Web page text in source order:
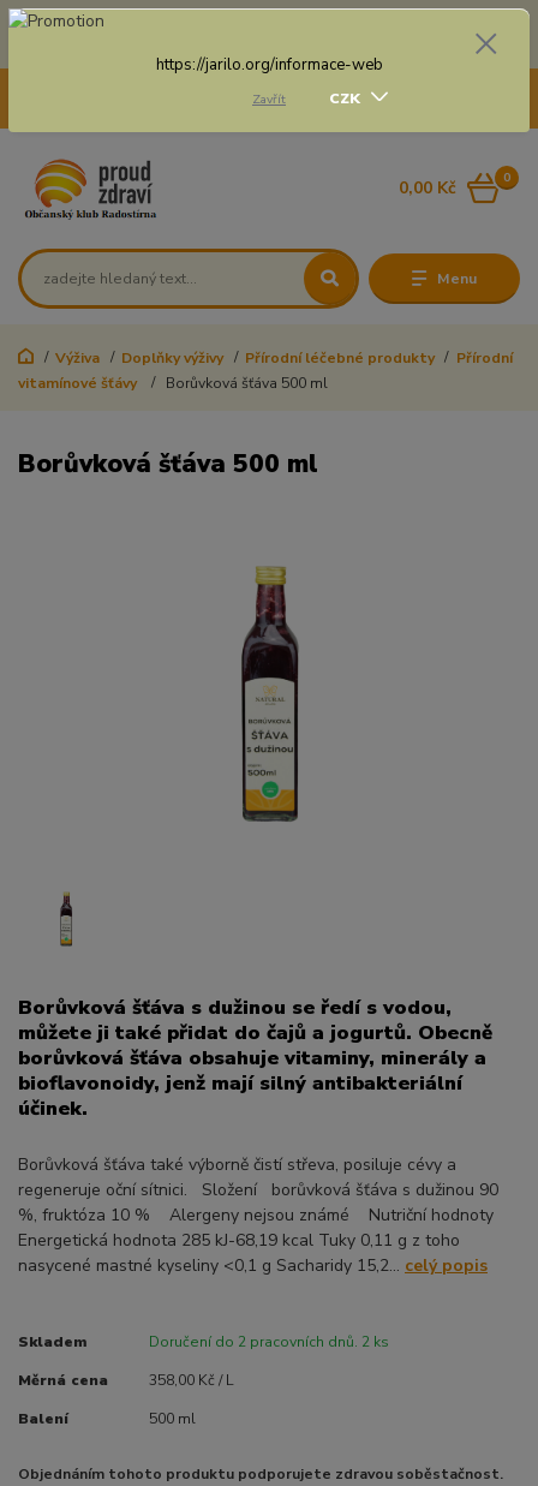
Doprava zdarma na některé druhy dopravy při nákupu
Menu
CZK
0
0,00 Kč
Výživa Doplňky výživy Přírodní léčebné produkty
Přírodní
vitamínové šťávy
Borůvková šťáva 500 ml
Borůvková šťáva 500 ml
Borůvková šťáva s dužinou se ředí s vodou,
můžete ji také přidat do čajů a jogurtů. Obecně
borůvková šťáva obsahuje vitaminy, minerály a
bioflavonoidy, jenž mají silný antibakteriální
účinek.
Borůvková šťáva také výborně čistí střeva, posiluje cévy a
regeneruje oční sítnici. Složení borůvková šťáva s dužinou 90
%, fruktóza 10 % Alergeny nejsou známé Nutriční hodnoty
Energetická hodnota 285 kJ-68,19 kcal Tuky 0,11 g z toho
nasycené mastné kyseliny <0,1 g Sacharidy 15,2... celý popis
Skladem Doručení do 2 pracovních dnů. 2 ks
Měrná cena 358,00 Kč / L
Balení 500 ml
Objednáním tohoto produktu podporujete zdravou soběstačnost.
https://jarilo.org/informace-web
Zavřít